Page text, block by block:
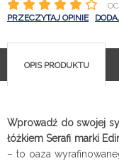
PRZECZYTAJ OPINIE
OPIS PRODUKTU
Wprowadź do swojej
łóżkiem Serafi marki
– to oaza